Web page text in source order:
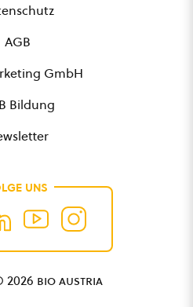
AGB
GmbH
Bildung
UNS
2026 bio austria